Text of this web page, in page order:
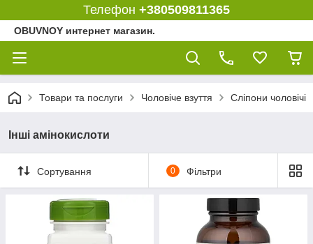
Телефон +380509811365
OBUVNOY интернет магазин.
Товари та послуги Чоловіче взуття Сліпони чоловічі
Інші амінокислоти
Сортування 0 Фільтри